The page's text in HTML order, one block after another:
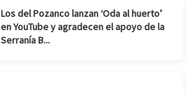
Los del Pozanco lanzan ‘Oda al huerto’
en YouTube y agradecen el apoyo de la
Serranía B...